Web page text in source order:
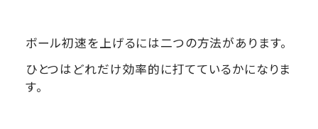
ボール初速を上げるには二つの方法があります。
ひとつはどれだけ効率的に打てているかになりま
す。